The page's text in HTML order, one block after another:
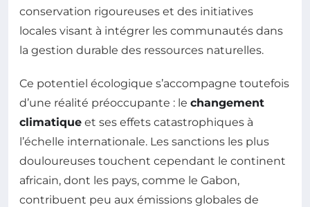
conservation rigoureuses et des initiatives
locales visant à intégrer les communautés dans
la gestion durable des ressources naturelles.
Ce potentiel écologique s’accompagne toutefois
d’une réalité préoccupante : le changement
climatique et ses effets catastrophiques à
l’échelle internationale. Les sanctions les plus
douloureuses touchent cependant le continent
africain, dont les pays, comme le Gabon,
contribuent peu aux émissions globales de